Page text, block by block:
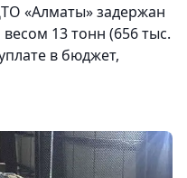
«Алматы» задержан
13 тонн (656 тыс.
в бюджет,